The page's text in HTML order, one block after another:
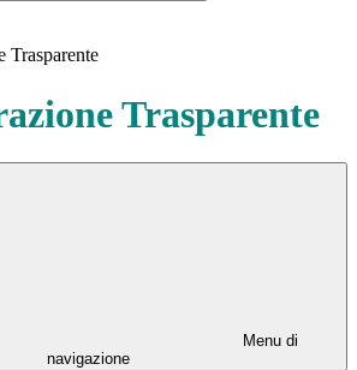
Trasparente
Trasparente
Menu di
navigazione